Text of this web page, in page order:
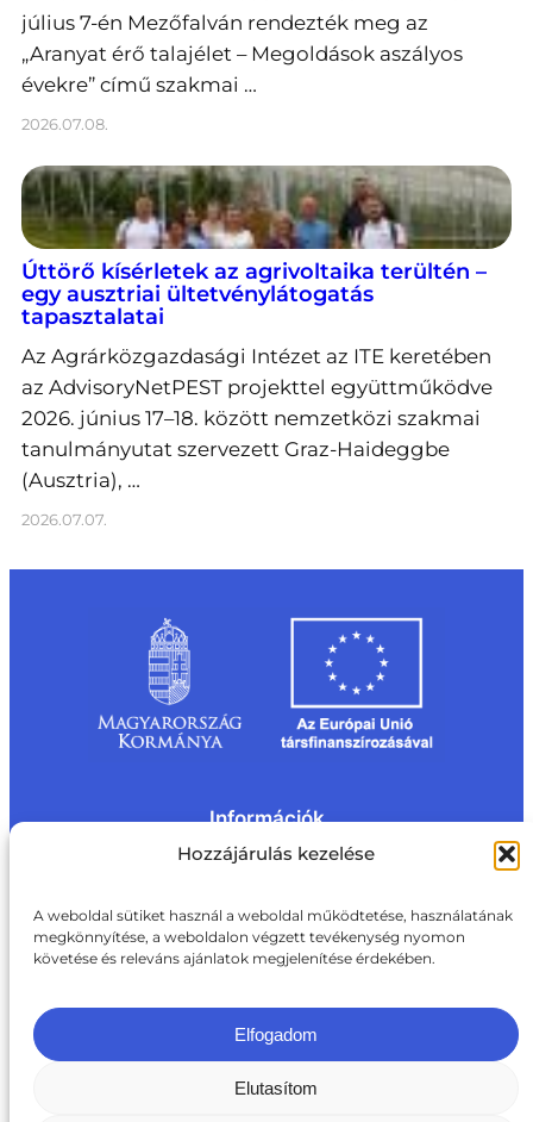
Hozzájárulás kezelése
A weboldal sütiket használ a weboldal működtetése, használatának
megkönnyítése, a weboldalon végzett tevékenység nyomon
követése és releváns ajánlatok megjelenítése érdekében.
Elfogadom
Elutasítom
július 7-én Mezőfalván rendezték meg az
„Aranyat érő talajélet – Megoldások aszályos
évekre” című szakmai …
2026.07.08.
Úttörő kísérletek az agrivoltaika terültén –
egy ausztriai ültetvénylátogatás
tapasztalatai
Az Agrárközgazdasági Intézet az ITE keretében
az AdvisoryNetPEST projekttel együttműködve
2026. június 17–18. között nemzetközi szakmai
tanulmányutat szervezett Graz-Haideggbe
(Ausztria), …
2026.07.07.
Információk
Impresszum
Rólunk
Oldaltérkép
Adatvédelmi nyilatkozat
Akadálymentesítési nyilatkozat
Cookie tájékoztató
Kapcsolat
ite@aki.gov.hu